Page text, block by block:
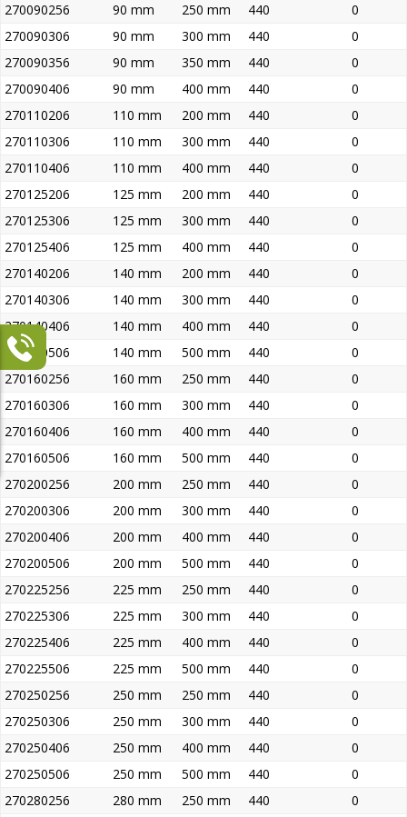
270090256
90 mm 250 mm 440
0
270090306
90 mm 300 mm 440
0
270090356
90 mm 350 mm 440
0
270090406
90 mm 400 mm 440
0
270110206
110 mm 200 mm 440
0
270110306
110 mm 300 mm 440
0
270110406
110 mm 400 mm 440
0
270125206
125 mm 200 mm 440
0
270125306
125 mm 300 mm 440
0
270125406
125 mm 400 mm 440
0
270140206
140 mm 200 mm 440
0
270140306
140 mm 300 mm 440
0
270140406
140 mm 400 mm 440
0
270140506
140 mm 500 mm 440
0
270160256
160 mm 250 mm 440
0
270160306
160 mm 300 mm 440
0
270160406
160 mm 400 mm 440
0
270160506
160 mm 500 mm 440
0
270200256
200 mm 250 mm 440
0
270200306
200 mm 300 mm 440
0
270200406
200 mm 400 mm 440
0
270200506
200 mm 500 mm 440
0
270225256
225 mm 250 mm 440
0
270225306
225 mm 300 mm 440
0
270225406
225 mm 400 mm 440
0
270225506
225 mm 500 mm 440
0
270250256
250 mm 250 mm 440
0
270250306
250 mm 300 mm 440
0
270250406
250 mm 400 mm 440
0
270250506
250 mm 500 mm 440
0
270280256
280 mm 250 mm 440
0